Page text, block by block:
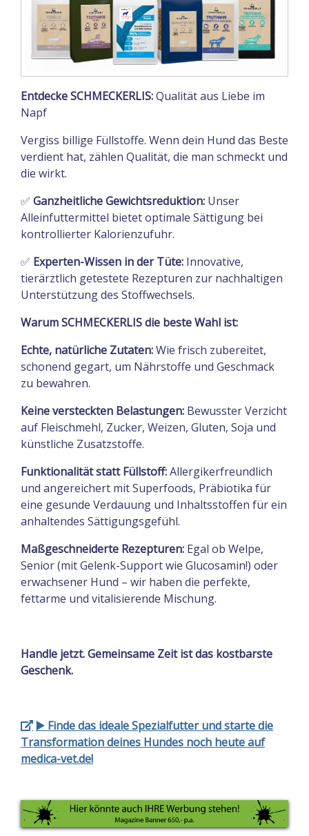
Entdecke SCHMECKERLIS:Qualität aus Liebe im
Napf
Vergiss billige Füllstoffe. Wenn dein Hund das Beste
verdient hat, zählen Qualität, die man schmeckt und
die wirkt.
✅ Ganzheitliche Gewichtsreduktion: Unser
Alleinfuttermittel bietet optimale Sättigung bei
kontrollierter Kalorienzufuhr.
✅ Experten-Wissen in der Tüte: Innovative,
tierärztlich getestete Rezepturen zur nachhaltigen
Unterstützung des Stoffwechsels.
Warum SCHMECKERLIS die beste Wahl ist:
Echte, natürliche Zutaten:Wie frisch zubereitet,
schonend gegart, um Nährstoffe und Geschmack
zu bewahren.
Keine versteckten Belastungen: Bewusster Verzicht
auf Fleischmehl, Zucker, Weizen, Gluten, Soja und
künstliche Zusatzstoffe.
Funktionalität statt Füllstoff:Allergikerfreundlich
und angereichert mit Superfoods, Präbiotika für
eine gesunde Verdauung und Inhaltsstoffen für ein
anhaltendes Sättigungsgefühl.
Maßgeschneiderte Rezepturen: Egal ob Welpe,
Senior (mit Gelenk-Support wie Glucosamin!) oder
erwachsener Hund – wir haben die perfekte,
fettarme und vitalisierende Mischung.
Handle jetzt. Gemeinsame Zeit ist das kostbarste
Geschenk.
▶️ Finde das ideale Spezialfutter und starte die
Transformation deines Hundes noch heute auf
medica-vet.de!